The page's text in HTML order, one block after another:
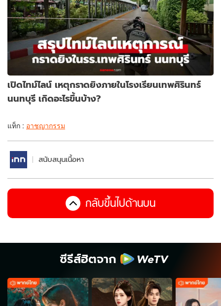
เปิดไทม์ไลน์ เหตุกราดยิงภายในโรงเรียนเทพศิรินทร์
นนทบุรี เกิดอะไรขึ้นบ้าง?
แท็ก : อาชญากรรม
สนับสนุนเนื้อหา
กลับขึ้นไปด้านบน
ซีรีส์ฮิตจาก